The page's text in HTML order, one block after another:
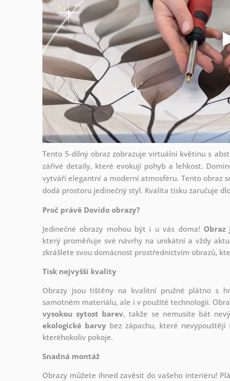
Tento 5-dílný obraz zobrazuje virtuální květinu s
zářivé detaily, které evokují pohyb a lehkost.
vytváří elegantní a moderní atmosféru. Tento obraz
dodá prostoru jedinečný styl. Kvalita tisku zaručuje
Proč právě Dovido obrazy?
Jedinečné obrazy mohou být i u vás doma! Obraz
který proměňuje své návrhy na unikátní a vždy
zkrášlete svou domácnost prostřednictvím obrazů,
Tisk nejvyšší kvality
Obrazy jsou tištěny na kvalitní pružné plátno s
samotném materiálu, ale i v použité technologii.
vysokou sytost barev, takže se nemusíte bát
ekologické barvy bez zápachu, které
kteréhokoliv pokoje.
Snadná montáž
Obrazy můžete ihned zavěsit do vašeho interiéru!